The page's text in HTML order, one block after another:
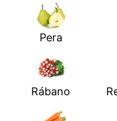
Pera
Rábano